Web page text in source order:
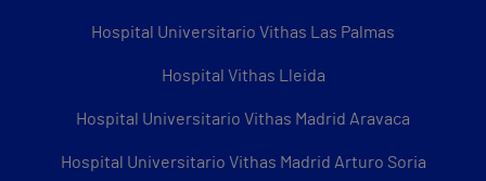
Hospital Universitario Vithas Las Palmas
Hospital Vithas Lleida
Hospital Universitario Vithas Madrid Aravaca
Hospital Universitario Vithas Madrid Arturo Soria